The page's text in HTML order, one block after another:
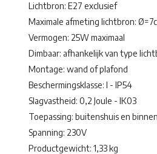
Lichtbron: E27 exclusief
Maximale afmeting lichtbron:
Vermogen: 25W maximaal
Dimbaar: afhankelijk van type
Montage: wand of plafond
Beschermingsklasse: I - IP54
Slagvastheid: 0,2 Joule - IK03
Toepassing: buitenshuis en
Spanning: 230V
Productgewicht: 1,33 kg